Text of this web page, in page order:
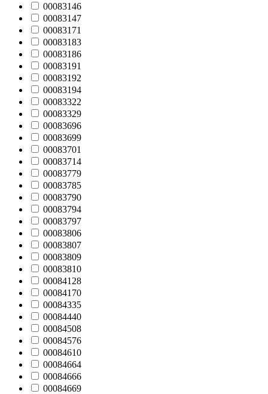
00083146
00083147
00083171
00083183
00083186
00083191
00083192
00083194
00083322
00083329
00083696
00083699
00083701
00083714
00083779
00083785
00083790
00083794
00083797
00083806
00083807
00083809
00083810
00084128
00084170
00084335
00084440
00084508
00084576
00084610
00084664
00084666
00084669